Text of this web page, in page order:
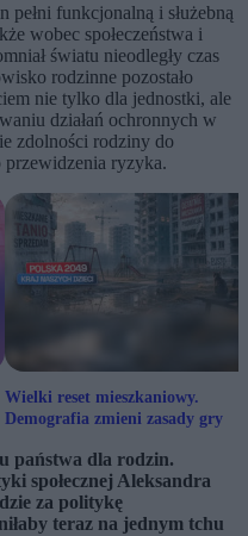
funkcjonalną i służebną
wobec społeczeństwa i
światu nieodległy czas
rodzinne pozostało
nie tylko dla jednostki, ale
działań ochronnych w
zdolności rodziny do
przewidzenia ryzyka.
Wielki reset mieszkaniowy.
Demografia zmieni zasady gry
państwa dla rodzin.
społecznej Aleksandra
za politykę
teraz na jednym tchu